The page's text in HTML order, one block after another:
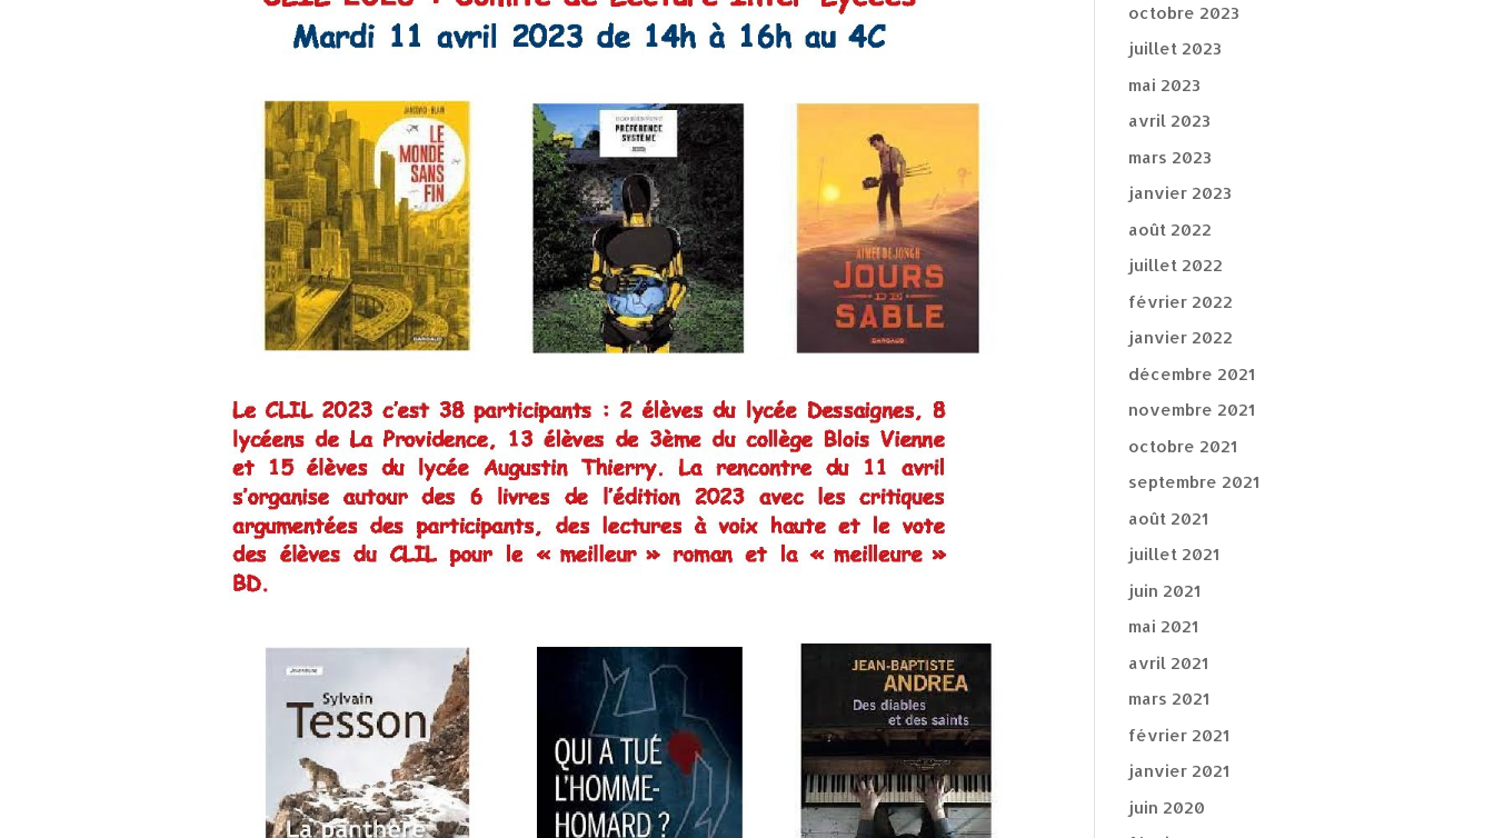
octobre 2023
juillet 2023
mai 2023
avril 2023
mars 2023
janvier 2023
août 2022
juillet 2022
février 2022
janvier 2022
décembre 2021
novembre 2021
octobre 2021
septembre 2021
août 2021
juillet 2021
juin 2021
mai 2021
avril 2021
mars 2021
février 2021
janvier 2021
juin 2020